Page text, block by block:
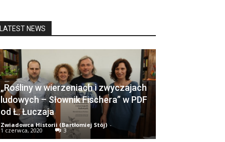
LATEST NEWS
„Rośliny w wierzeniach i zwyczajach
ludowych – Słownik Fischera” w PDF
od Ł. Łuczaja
Zwiadowca Historii (Bartłomiej Stój) -
1 czerwca, 2020 3